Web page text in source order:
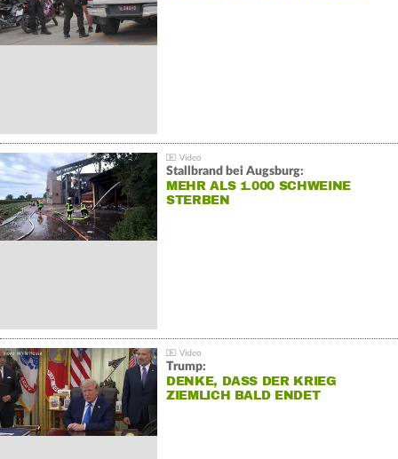
Stallbrand bei Augsburg:
MEHR ALS 1.000 SCHWEINE
STERBEN
Trump:
DENKE, DASS DER KRIEG
ZIEMLICH BALD ENDET